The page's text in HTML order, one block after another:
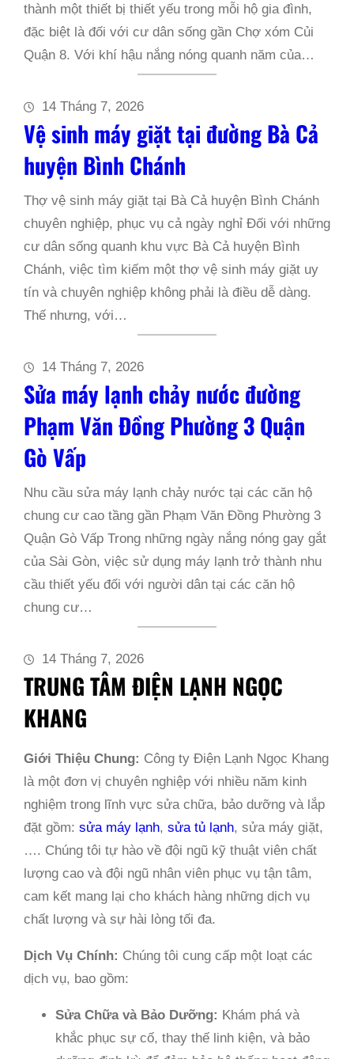
thành một thiết bị thiết yếu trong mỗi hộ gia đình,
đặc biệt là đối với cư dân sống gần Chợ xóm Củi
Quận 8. Với khí hậu nắng nóng quanh năm của…
14 Tháng 7, 2026
Vệ sinh máy giặt tại đường Bà Cả
huyện Bình Chánh
Thợ vệ sinh máy giặt tại Bà Cả huyện Bình Chánh
chuyên nghiệp, phục vụ cả ngày nghỉ Đối với những
cư dân sống quanh khu vực Bà Cả huyện Bình
Chánh, việc tìm kiếm một thợ vệ sinh máy giặt uy
tín và chuyên nghiệp không phải là điều dễ dàng.
Thế nhưng, với…
14 Tháng 7, 2026
Sửa máy lạnh chảy nước đường
Phạm Văn Đồng Phường 3 Quận
Gò Vấp
Nhu cầu sửa máy lạnh chảy nước tại các căn hộ
chung cư cao tầng gần Phạm Văn Đồng Phường 3
Quận Gò Vấp Trong những ngày nắng nóng gay gắt
của Sài Gòn, việc sử dụng máy lạnh trở thành nhu
cầu thiết yếu đối với người dân tại các căn hộ
chung cư…
14 Tháng 7, 2026
TRUNG TÂM ĐIỆN LẠNH NGỌC
KHANG
Giới Thiệu Chung: Công ty Điện Lạnh Ngọc Khang
là một đơn vị chuyên nghiệp với nhiều năm kinh
nghiệm trong lĩnh vực sửa chữa, bảo dưỡng và lắp
đặt gồm: sửa máy lạnh, sửa tủ lạnh, sửa máy giặt,
…. Chúng tôi tự hào về đội ngũ kỹ thuật viên chất
lượng cao và đội ngũ nhân viên phục vụ tận tâm,
cam kết mang lại cho khách hàng những dịch vụ
chất lượng và sự hài lòng tối đa.
Dịch Vụ Chính: Chúng tôi cung cấp một loạt các
dịch vụ, bao gồm:
Sửa Chữa và Bảo Dưỡng: Khám phá và
khắc phục sự cố, thay thế linh kiện, và bảo